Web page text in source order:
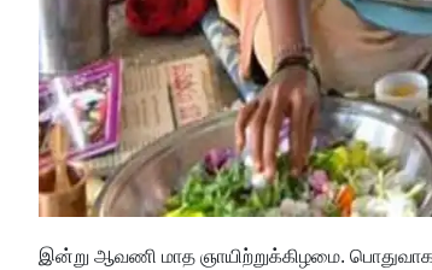
இன்று ஆவணி மாத ஞாயிற்றுக்கிழமை.